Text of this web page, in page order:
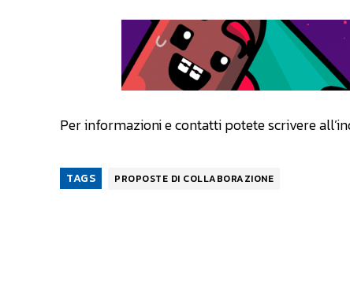
Per informazioni e contatti potete scrivere
TAGS PROPOSTE DI COLLABORAZIONE